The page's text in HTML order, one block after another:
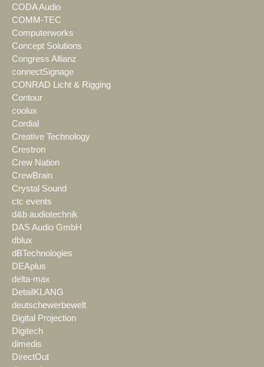
CODA Audio
COMM-TEC
Computerworks
Concept Solutions
Congress Allianz
connectSignage
CONRAD Licht & Rigging
Contour
coolux
Cordial
Creative Technology
Crestron
Crew Nation
CrewBrain
Crystal Sound
ctc events
d&b audiotechnik
DAS Audio GmbH
dblux
dBTechnologies
DEAplus
delta-max
DetailKLANG
deutschewerbewelt
Digital Projection
Digitech
dimedis
DirectOut